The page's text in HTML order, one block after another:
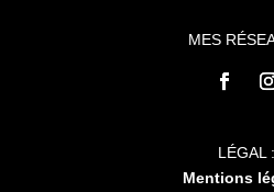
MES
LÉGAL :
Mentions